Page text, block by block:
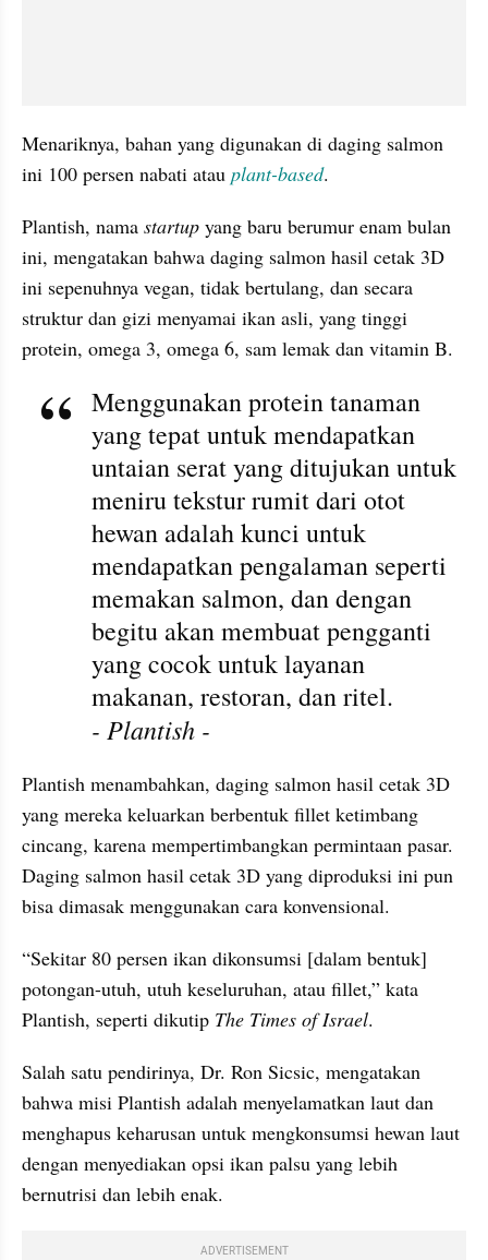
Menariknya, bahan yang digunakan di daging salmon
ini 100 persen nabati atau plant-based.
Plantish, nama startup yang baru berumur enam bulan
ini, mengatakan bahwa daging salmon hasil cetak 3D
ini sepenuhnya vegan, tidak bertulang, dan secara
struktur dan gizi menyamai ikan asli, yang tinggi
protein, omega 3, omega 6, sam lemak dan vitamin B.
Menggunakan protein tanaman
yang tepat untuk mendapatkan
untaian serat yang ditujukan untuk
meniru tekstur rumit dari otot
hewan adalah kunci untuk
mendapatkan pengalaman seperti
memakan salmon, dan dengan
begitu akan membuat pengganti
yang cocok untuk layanan
makanan, restoran, dan ritel.
- Plantish -
Plantish menambahkan, daging salmon hasil cetak 3D
yang mereka keluarkan berbentuk fillet ketimbang
cincang, karena mempertimbangkan permintaan pasar.
Daging salmon hasil cetak 3D yang diproduksi ini pun
bisa dimasak menggunakan cara konvensional.
“Sekitar 80 persen ikan dikonsumsi [dalam bentuk]
potongan-utuh, utuh keseluruhan, atau fillet,” kata
Plantish, seperti dikutip The Times of Israel.
Salah satu pendirinya, Dr. Ron Sicsic, mengatakan
bahwa misi Plantish adalah menyelamatkan laut dan
menghapus keharusan untuk mengkonsumsi hewan laut
dengan menyediakan opsi ikan palsu yang lebih
bernutrisi dan lebih enak.
ADVERTISEMENT